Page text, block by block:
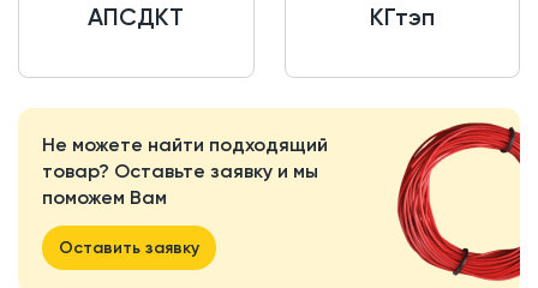
АПСДКТ КГтэп
Не можете найти подходящий
товар? Оставьте заявку и мы
поможем Вам
Оставить заявку